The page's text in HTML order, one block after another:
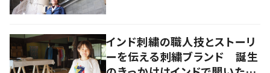
インド刺繍の職人技とストーリ
ーを伝える刺繍ブランド 誕生